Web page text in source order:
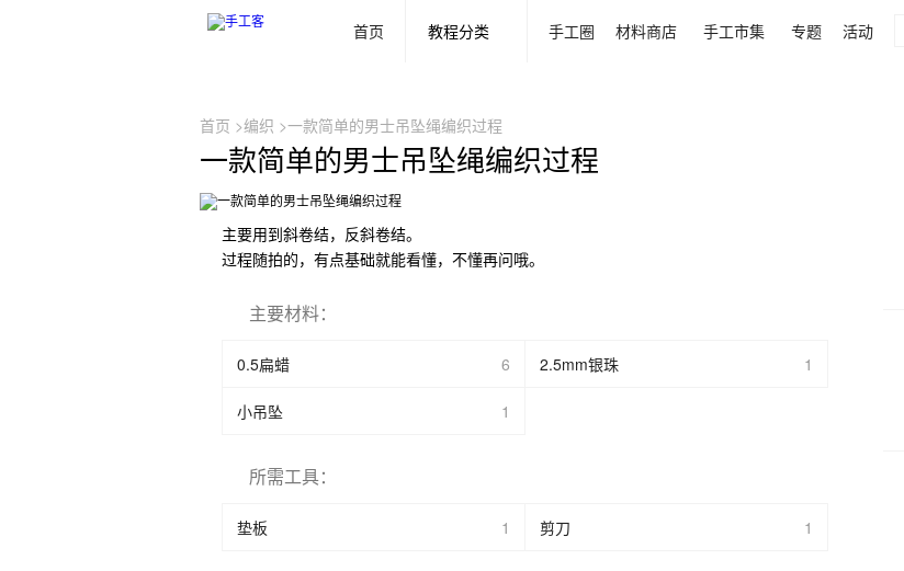
首页 教程分类 手工圈 材料商店 手工市集 专题 活动
首页 >编织 >一款简单的男士吊坠绳编织过程
一款简单的男士吊坠绳编织过程
主要用到斜卷结，反斜卷结。
过程随拍的，有点基础就能看懂，不懂再问哦。
主要材料：
0.5扁蜡 6 2.5mm银珠 1
小吊坠 1
所需工具：
垫板 1 剪刀 1